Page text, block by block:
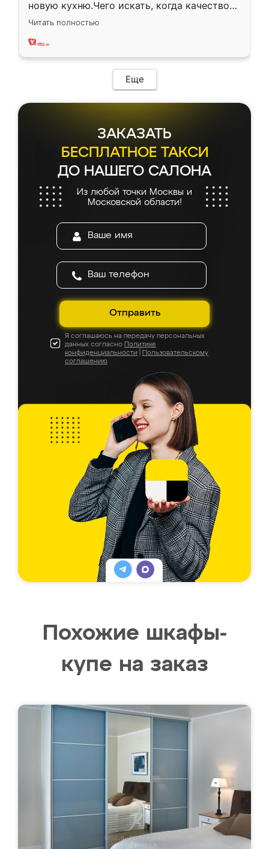
новую кухню.Чего искать, когда качеством
вполне довольна. Служит кухня уже почти
два года, нареканий нет.
Читать полностью
Еще
ЗАКАЗАТЬ
БЕСПЛАТНОЕ ТАКСИ
ДО НАШЕГО САЛОНА
Из любой точки Москвы и
Московской области!
Отправить
Я соглашаюсь на передачу персональных
данных согласно Политике
конфиденциальности
Пользовательскому
соглашению
Похожие шкафы-
купе на заказ